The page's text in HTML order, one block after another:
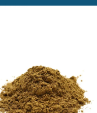
| Lucky Charm Bracelet | Pop
119.38